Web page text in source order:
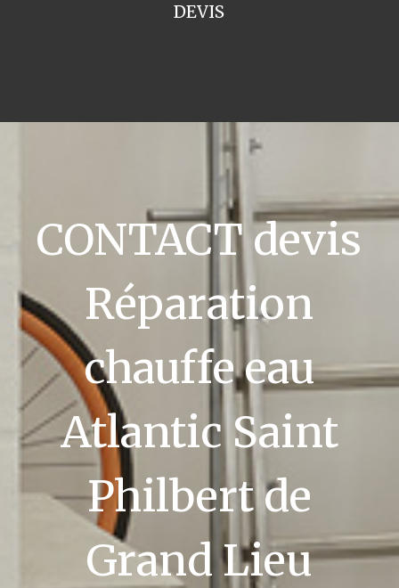
DEVIS
CONTACT devis
Réparation
chauffe eau
Atlantic Saint
Philbert de
Grand Lieu